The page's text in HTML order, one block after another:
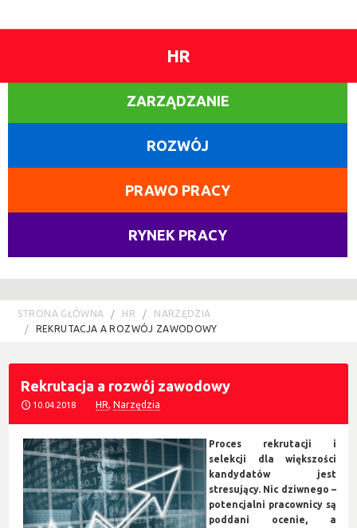
HR
ZARZĄDZANIE
ROZWÓJ
PRAWO PRACY
RYNEK PRACY
STRONA GŁÓWNA HR
NARZĘDZIA
REKRUTACJA A ROZWÓJ ZAWODOWY
Rekrutacja a rozwój zawodowy
10.04.2018 HR,Narzędzia
Proces rekrutacji i
selekcji dla większości
kandydatów jest
stresujący. Nic dziwnego –
potencjalni pracownicy są
poddani ocenie, a